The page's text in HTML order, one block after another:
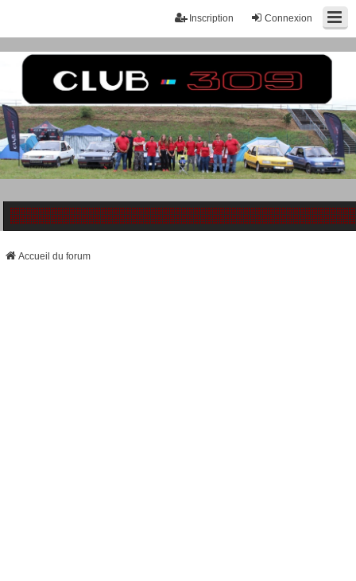
Connexion
Inscription
Accueil du forum